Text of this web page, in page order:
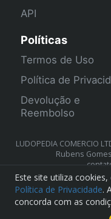
API
Políticas
Termos de Uso
Política de
Devolução e
Reembolso
LUDOPEDIA COMERCIO
Rubens
Este site utiliza
Política de Privacidade.
concorda com as